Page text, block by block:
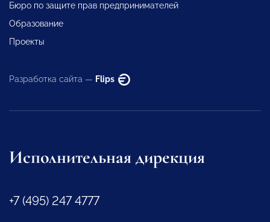
Бюро по защите прав предпринимателей
Образование
Проекты
Разработка сайта — Flips
Исполнительная дирекция
+7 (495) 247 4777